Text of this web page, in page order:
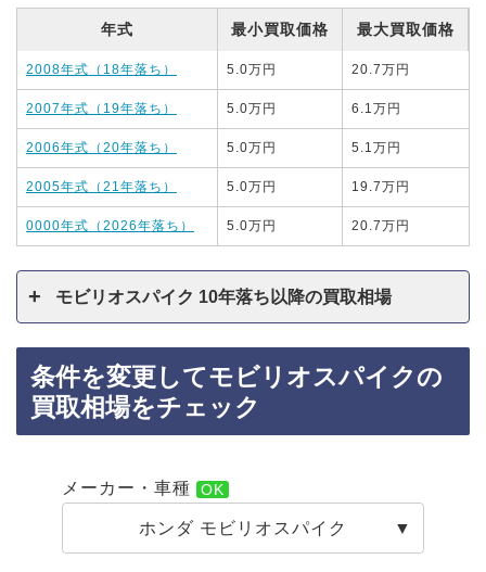
年式 最小買取価格 最大買取価格
2008年式（18年落ち） 5.0万円 20.7万円
2007年式（19年落ち） 5.0万円 6.1万円
2006年式（20年落ち） 5.0万円 5.1万円
2005年式（21年落ち） 5.0万円 19.7万円
0000年式（2026年落ち） 5.0万円 20.7万円
モビリオスパイク 10年落ち以降の買取相場
条件を変更してモビリオスパイクの
買取相場をチェック
メーカー・車種
ホンダ モビリオスパイク